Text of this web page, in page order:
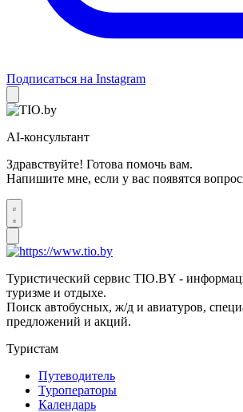
Подписаться на Instagram
AI-консультант
Здравствуйте! Готова помочь вам.
Напишите мне, если у вас появятся
Туристический сервис TIO.BY -
туризме и отдыхе.
Поиск автобусных, ж/д и авиатуров,
предложений и акций.
Туристам
Путеводитель
Туроператоры
Календарь